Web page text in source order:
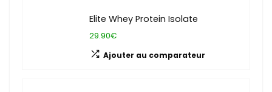
Elite Whey Protein Isolate
29.90€
Ajouter au comparateur